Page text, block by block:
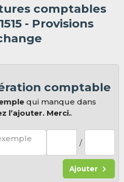
comptables
- Provisions
comptable
qui manque dans
l’ajouter. Merci..
/
Ajouter